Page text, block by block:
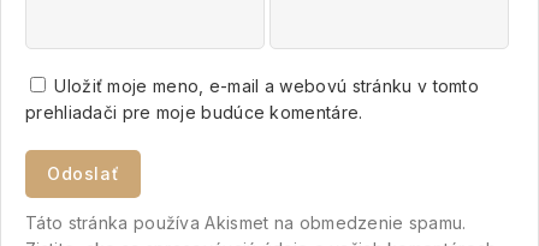
Uložiť moje meno, e-mail a webovú stránku v tomto
prehliadači pre moje budúce komentáre.
Táto stránka používa Akismet na obmedzenie spamu.